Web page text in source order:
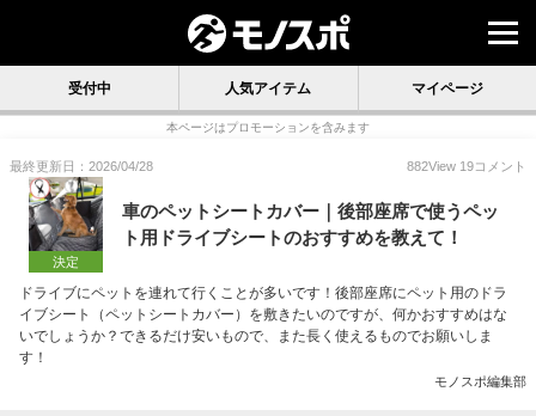
受付中 人気アイテム マイページ
本ページはプロモーションを含みます
最終更新日：2026/04/28 882View 19コメント
決定
車のペットシートカバー｜後部座席で使うペッ
ト用ドライブシートのおすすめを教えて！
ドライブにペットを連れて行くことが多いです！後部座席にペット用のドラ
イブシート（ペットシートカバー）を敷きたいのですが、何かおすすめはな
いでしょうか？できるだけ安いもので、また長く使えるものでお願いしま
す！
モノスポ編集部